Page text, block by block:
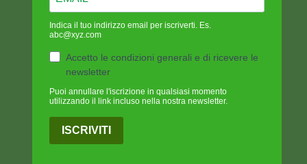
Indica il tuo indirizzo email per iscriverti. Es.
abc@xyz.com
Accetto le condizioni generali e di ricevere le
newsletter
Puoi annullare l'iscrizione in qualsiasi momento
utilizzando il link incluso nella nostra newsletter.
ISCRIVITI